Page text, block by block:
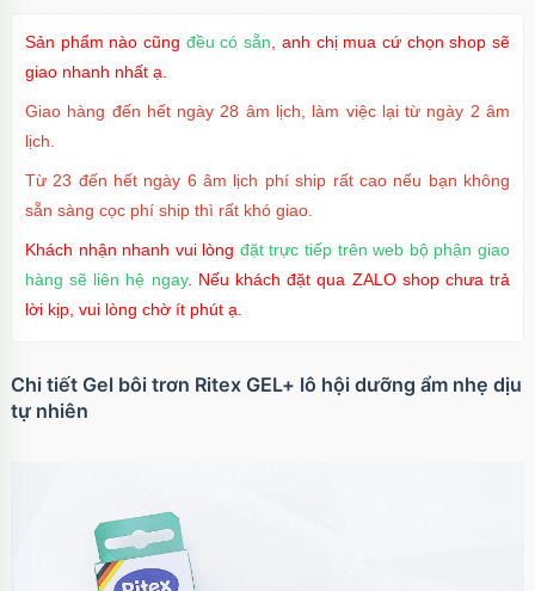
Sản phẩm nào cũng đều có sẵn , anh chị mua cứ chọn shop sẽ
giao nhanh nhất ạ.
Giao hàng đến hết ngày 28 âm lịch, làm việc lại từ ngày 2 âm
lịch.
Từ 23 đến hết ngày 6 âm lịch phí ship rất cao nếu bạn không
sẵn sàng cọc phí ship thì rất khó giao.
Khách nhận nhanh vui lòng đặt trực tiếp trên web bộ phận giao
hàng sẽ liên hệ ngay. Nếu khách đặt qua ZALO shop chưa trả
lời kịp, vui lòng chờ ít phút ạ.
Chi tiết Gel bôi trơn Ritex GEL+ lô hội dưỡng ẩm nhẹ dịu
tự nhiên